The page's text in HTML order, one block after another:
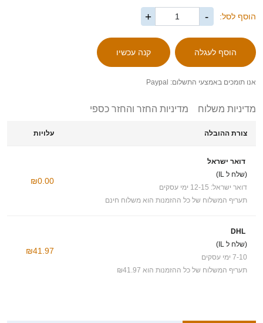
הוסף לסל: -
+
אנו תומכים באמצעי התשלום: Paypal
מדיניות משלוח מדיניות החזר והחזר כספי
צורת ההובלה עלויות
דואר ישראל
(שלח ל IL)
דואר ישראל: 12-15 ימי עסקים
תעריף המשלוח של כל ההזמנות הוא משלוח חינם
₪0.00
DHL
(שלח ל IL)
7-10 ימי עסקים
תעריף המשלוח של כל ההזמנות הוא ₪41.97
₪41.97